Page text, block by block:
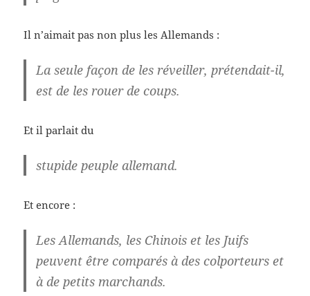
Il n’aimait pas non plus les Allemands :
La seule façon de les réveiller, prétendait-il,
est de les rouer de coups.
Et il parlait du
stupide peuple allemand.
Et encore :
Les Allemands, les Chinois et les Juifs
peuvent être comparés à des colporteurs et
à de petits marchands.